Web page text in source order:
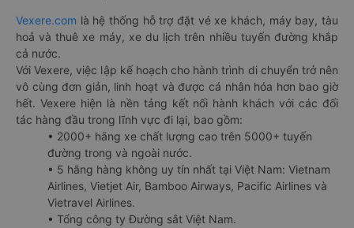
Vexere.com là hệ thống hỗ trợ đặt vé xe khách, máy bay, tàu
hoả và thuê xe máy, xe du lịch trên nhiều tuyến đường khắp
cả nước.
Với Vexere, việc lập kế hoạch cho hành trình di chuyển trở nên
vô cùng đơn giản, linh hoạt và được cá nhân hóa hơn bao giờ
hết. Vexere hiện là nền tảng kết nối hành khách với các đối
tác hàng đầu trong lĩnh vực đi lại, bao gồm:
• 2000+ hãng xe chất lượng cao trên 5000+ tuyến
đường trong và ngoài nước.
• 5 hãng hàng không uy tín nhất tại Việt Nam: Vietnam
Airlines, Vietjet Air, Bamboo Airways, Pacific Airlines và
Vietravel Airlines.
• Tổng công ty Đường sắt Việt Nam.